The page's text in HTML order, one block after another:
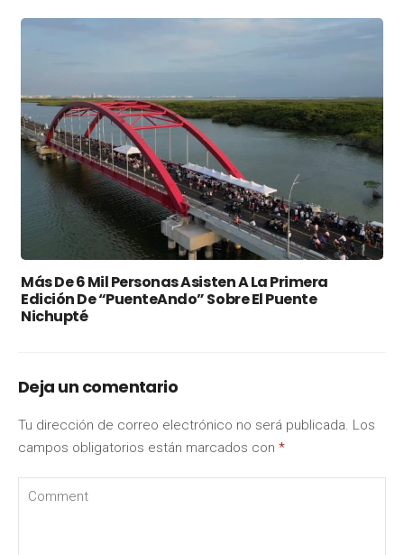
Más De 6 Mil Personas Asisten A La Primera
Edición De “PuenteAndo” Sobre El Puente
Nichupté
Deja un comentario
Tu dirección de correo electrónico no será publicada. Los
campos obligatorios están marcados con *